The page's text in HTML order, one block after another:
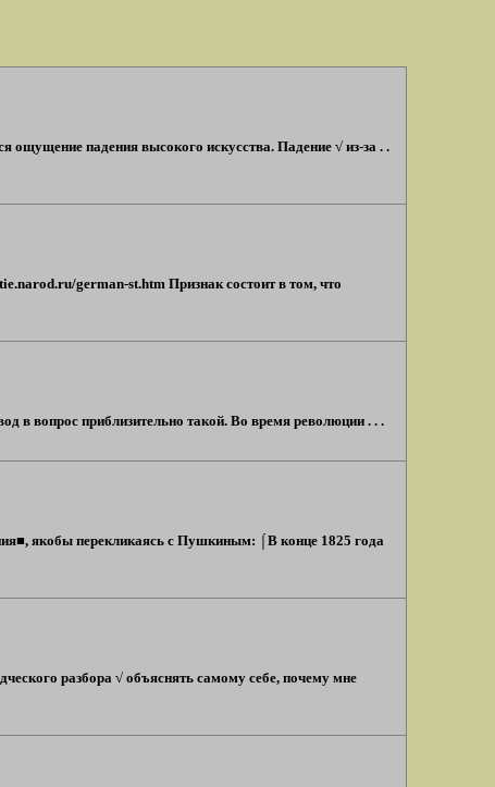
ощущение падения высокого искусства. Падение √ из-за . .
german-st.htm Признак состоит в том, что
в вопрос приблизительно такой. Во время революции . . .
якобы перекликаясь с Пушкиным: ⌠В конце 1825 года
разбора √ объяснять самому себе, почему мне